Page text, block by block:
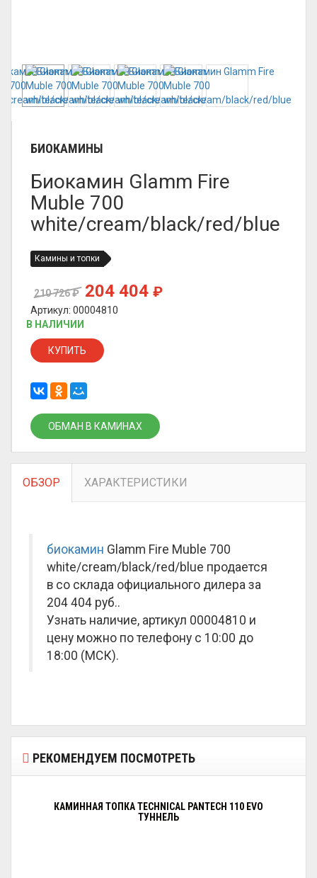
БИОКАМИНЫ
Биокамин Glamm Fire
Muble 700
white/cream/black/red/blue
Камины и топки
210 726₽ 204 404 ₽
Артикул: 00004810
В НАЛИЧИИ
КУПИТЬ
ОБМАН В КАМИНАХ
ОБЗОР ХАРАКТЕРИСТИКИ
биокамин Glamm Fire Muble 700
white/cream/black/red/blue продается
в со склада официального дилера за
204 404 руб..
Узнать наличие, артикул 00004810 и
цену можно по телефону с 10:00 до
18:00 (МСК).
РЕКОМЕНДУЕМ ПОСМОТРЕТЬ
КАМИННАЯ ТОПКА TECHNICAL PANTECH 110 EVO
ТУННЕЛЬ